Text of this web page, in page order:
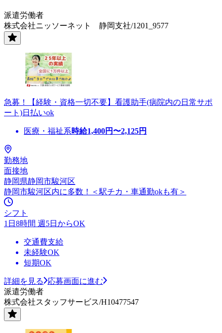
派遣労働者
株式会社ニッソーネット 静岡支社/1201_9577
急募！【経験・資格一切不要】看護助手(病院内の日常サポ
ート)日払いok
医療・福祉系時給1,400円〜2,125円
勤務地
面接地
静岡県静岡市駿河区
静岡市駿河区内に多数！＜駅チカ・車通勤okも有＞
シフト
1日8時間 週5日からOK
交通費支給
未経験OK
短期OK
詳細を見る
応募画面に進む
派遣労働者
株式会社スタッフサービス/H10477547